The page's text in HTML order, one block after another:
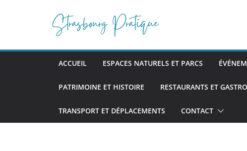
ACCUEIL ESPACES NATURELS ET PARCS
PATRIMOINE ET HISTOIRE RESTAURANTS ET
TRANSPORT ET DÉPLACEMENTS CONTACT